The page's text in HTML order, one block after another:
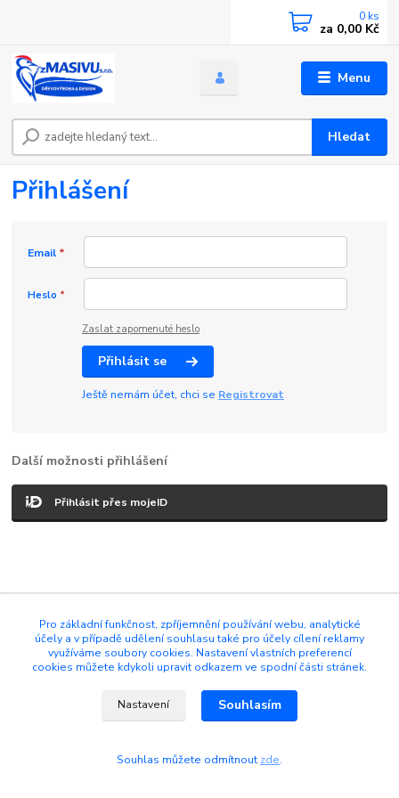
Menu
Hledat
0 ks
za 0,00 Kč
Přihlášení
Email *
Heslo *
Zaslat zapomenuté heslo
Přihlásit se
Ještě nemám účet, chci se Registrovat
Další možnosti přihlášení
Přihlásit přes mojeID
EVERBOT
Vytvořeno na Eshop-rychle.cz
Pro základní funkčnost, zpříjemnění používání webu, analytické
účely a v případě udělení souhlasu také pro účely cílení reklamy
využíváme soubory cookies. Nastavení vlastních preferencí
cookies můžete kdykoli upravit odkazem ve spodní části stránek.
Nastavení Souhlasím
Souhlas můžete odmítnout zde.